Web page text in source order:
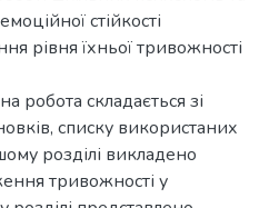
стійкості
рівня їхньої тривожності
робота складається зі
списку використаних
розділі викладено
тривожності у